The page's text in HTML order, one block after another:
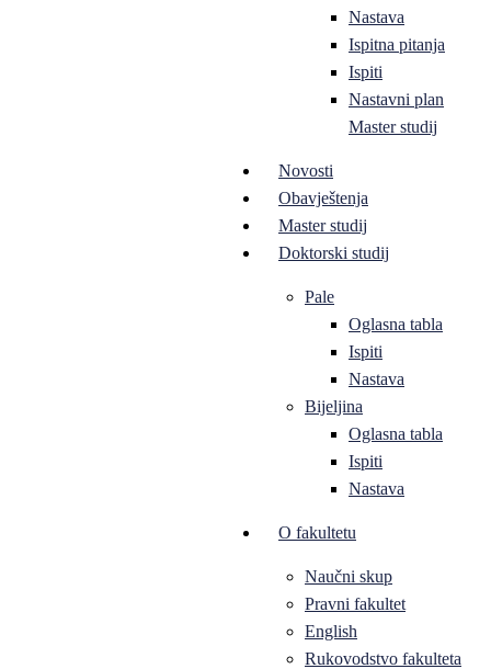
Nastava
Ispitna pitanja
Ispiti
Nastavni plan
Master studij
Novosti
Obavještenja
Master studij
Doktorski studij
Pale
Oglasna tabla
Ispiti
Nastava
Bijeljina
Oglasna tabla
Ispiti
Nastava
O fakultetu
Naučni skup
Pravni fakultet
English
Rukovodstvo fakulteta